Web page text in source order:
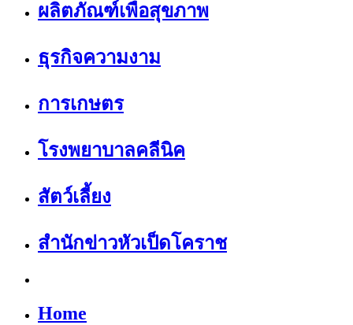
ผลิตภัณฑ์เพื่อสุขภาพ
ธุรกิจความงาม
การเกษตร
โรงพยาบาลคลีนิค
สัตว์เลี้ยง
สำนักข่าวหัวเป็ดโคราช
Home